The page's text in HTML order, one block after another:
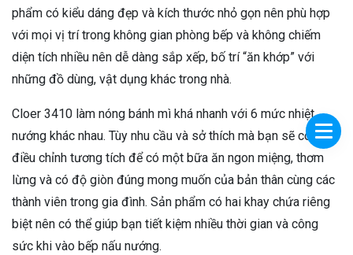
phẩm có kiểu dáng đẹp và kích thước nhỏ gọn nên phù hợp
với mọi vị trí trong không gian phòng bếp và không chiếm
diện tích nhiều nên dễ dàng sắp xếp, bố trí “ăn khớp” với
những đồ dùng, vật dụng khác trong nhà.
Cloer 3410 làm nóng bánh mì khá nhanh với 6 mức nhiệt
nướng khác nhau. Tùy nhu cầu và sở thích mà bạn sẽ có sự
điều chỉnh tương tích để có một bữa ăn ngon miệng, thơm
lừng và có độ giòn đúng mong muốn của bản thân cùng các
thành viên trong gia đình. Sản phẩm có hai khay chứa riêng
biệt nên có thể giúp bạn tiết kiệm nhiều thời gian và công
sức khi vào bếp nấu nướng.